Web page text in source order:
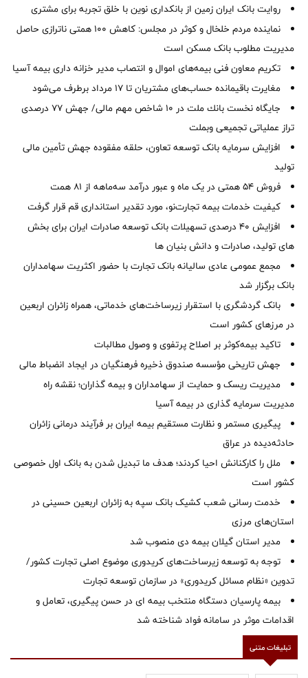
روایت بانک ایران زمین از بانکداری نوین با خلق تجربه برای مشتری
نماینده مردم خلخال و کوثر در مجلس: کاهش ۱۰۰ همتی ناترازی حاصل
مدیریت مطلوب بانک مسکن است
تکریم معاون فنی بیمه‌های اموال و انتصاب مدیر خزانه داری بیمه آسیا
مغایرت‌ باقیمانده حساب‌های مشتریان تا ۱۷ مرداد برطرف می‌شود
جایگاه نخست بانك ملت در 10 شاخص مهم مالی/ جهش 77 درصدی
تراز عملیاتی تجمیعی وبملت
افزایش سرمایه بانک توسعه تعاون، حلقه مفقوده جهش تأمین مالی
تولید
فروش 54 همتی در یک ماه و عبور درآمد سه‌ماهه از 81 همت
کیفیت خدمات بیمه تجارت‌نو، مورد تقدیر استانداری قم قرار گرفت
افزایش 40 درصدی تسهیلات بانک توسعه صادرات ایران برای بخش
های تولید، صادرات و دانش بنیان ها
مجمع عمومی عادی سالیانه بانک تجارت با حضور اکثریت سهامداران
بانک برگزار شد
بانک گردشگری با استقرار زیرساخت‌های خدماتی، همراه زائران اربعین
در مرزهای کشور است
تاکید بیمه‌کوثر بر اصلاح پرتفوی و وصول مطالبات ‌
جهش تاریخی مؤسسه صندوق ذخیره فرهنگیان در ایجاد انضباط مالی
مدیریت ریسک و حمایت از سهامداران و بیمه گذاران؛ نقشه راه
مدیریت سرمایه گذاری در بیمه آسیا
پیگیری مستمر و نظارت مستقیم بیمه ایران بر فرآیند درمانی زائران
حادثه‌دیده در عراق
ملل را کارکنانش احیا کردند؛ هدف ما تبدیل شدن به بانک اول خصوصی
کشور است
خدمت رسانی شعب کشیک بانک سپه به زائران اربعین حسینی در
استان‌‌های مرزی
‌مدیر استان گیلان بیمه دی منصوب شد
توجه به توسعه زیرساخت‌های کریدوری موضوع اصلی تجارت کشور/
تدوین «نظام مسائل کریدوری» در سازمان توسعه تجارت
بیمه پارسیان دستگاه منتخب بیمه ای در حسن پیگیری، تعامل و
اقدامات موثر در سامانه فواد شناخته شد
تبلیغات متنی